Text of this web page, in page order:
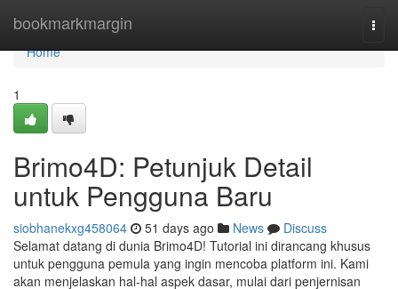
bookmarkmargin
Home
Home
1
Brimo4D: Petunjuk Detail
untuk Pengguna Baru
siobhanekxg458064 51 days ago News
Discuss
Selamat datang di dunia Brimo4D! Tutorial ini dirancang khusus
untuk pengguna pemula yang ingin mencoba platform ini. Kami
akan menjelaskan hal-hal aspek dasar, mulai dari penjernisan